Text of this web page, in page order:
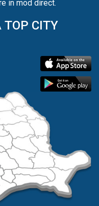
in mod direct.
TOP CITY